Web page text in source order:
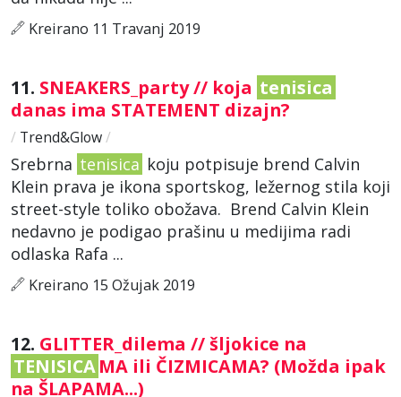
Kreirano 11 Travanj 2019
11. SNEAKERS_party // koja tenisica
danas ima STATEMENT dizajn?
/ Trend&Glow/
Srebrna tenisica koju potpisuje brend Calvin
Klein prava je ikona sportskog, ležernog stila koji
street-style toliko obožava. Brend Calvin Klein
nedavno je podigao prašinu u medijima radi
odlaska Rafa ...
Kreirano 15 Ožujak 2019
12. GLITTER_dilema // šljokice na
TENISICAMA ili ČIZMICAMA? (Možda ipak
na ŠLAPAMA...)